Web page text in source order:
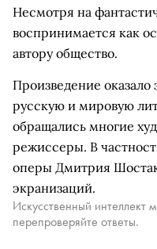
Несмотря на
воспринимается как
автору общество.
Произведение оказало
русскую и мировую
обращались многие
режиссеры. В
оперы Дмитрия
экранизаций.
Искусственный интеллект
перепроверяйте ответы.